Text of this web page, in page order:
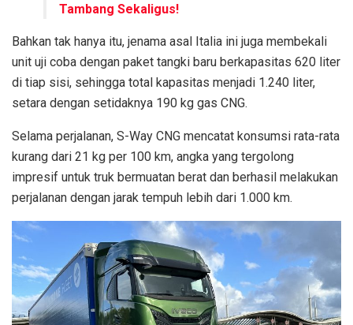
Tambang Sekaligus!
Bahkan tak hanya itu, jenama asal Italia ini juga membekali
unit uji coba dengan paket tangki baru berkapasitas 620 liter
di tiap sisi, sehingga total kapasitas menjadi 1.240 liter,
setara dengan setidaknya 190 kg gas CNG.
Selama perjalanan, S-Way CNG mencatat konsumsi rata-rata
kurang dari 21 kg per 100 km, angka yang tergolong
impresif untuk truk bermuatan berat dan berhasil melakukan
perjalanan dengan jarak tempuh lebih dari 1.000 km.